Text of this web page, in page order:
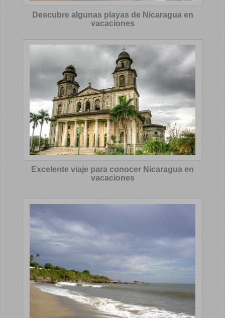
Descubre algunas playas de Nicaragua en
vacaciones
Excelente viaje para conocer Nicaragua en
vacaciones